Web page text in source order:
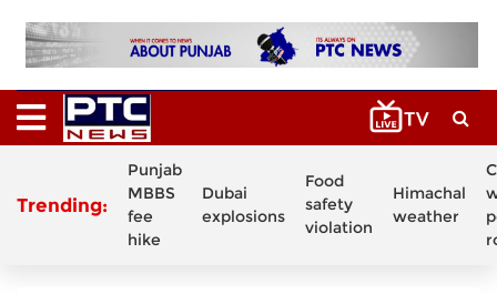
Trending:
Punjab
MBBS
fee
hike
Dubai
explosions
Food
safety
violation
Himachal
weather